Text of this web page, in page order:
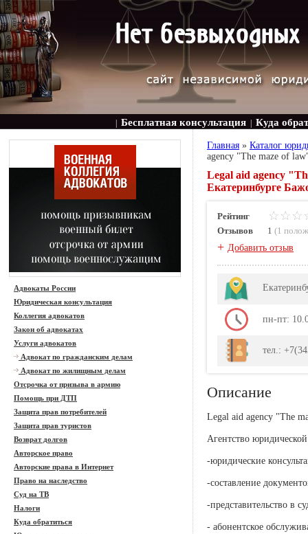
Бесплатная консультация Куда
Адвокаты России
Юридическая консультация
Коллегия адвокатов
Закон об адвокатах
Услуги адвокатов
Адвокат по гражданским делам
Адвокат по жилищным делам
Отсрочка от призыва в армию
Помощь при ДТП
Защита прав потребителей
Защита прав туристов
Возврат долгов
Авторское право
Авторские права в Интернет
Право на наследство
Суд на ТВ
Налоги
Куда обратиться
Главная » Каталог
agency "The maze of
Legal aid agency
Екатеринбурге
Рейтинг
Отзывов
1 (1
+ Добавить отзыв
пн-пт:
тел.:
Описание
Legal aid agency "The
Агентство
-юридические
-составление
-представительство в
- абонентское